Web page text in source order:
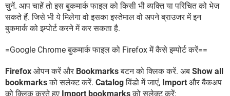
चुनें. आप चाहें तो इस बुकमार्क फाइल को किसी भी व्यक्ति या परिचित को भेज
सकते हैं. जिसे भी ये मिलेगा वो इसका इस्तेमाल वो अपने ब्राउजर में इन
बुकमार्क को इम्पोर्ट करने में कर सकता है.
=Google Chrome बुकमार्क फाइल को Firefox में कैसे इम्पोर्ट करें==
Firefox ओपन करें और Bookmarksबटन को क्लिक करें. अब Show all
bookmarksको सलेक्ट करें. Catalogविंडो में जाएं, Import और बैकअप
को क्लिक करते हुए Import bookmarksको सलेक्ट करें: